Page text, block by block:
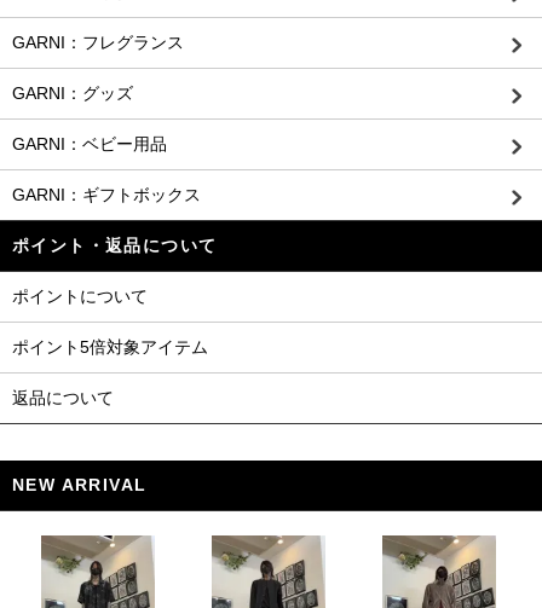
GARNI：フレグランス
GARNI：グッズ
GARNI：ベビー用品
GARNI：ギフトボックス
ポイント・返品について
ポイントについて
ポイント5倍対象アイテム
返品について
NEW ARRIVAL